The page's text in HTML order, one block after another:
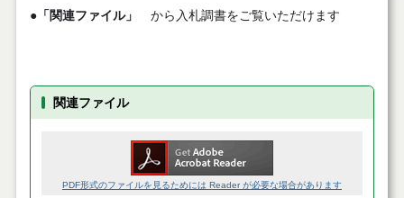
●「関連ファイル」 から入札調書をご覧いただけます
関連ファイル
PDF形式のファイルを見るためには Reader が必要な場合があります